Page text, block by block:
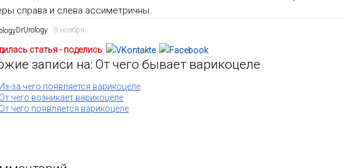
справа и слева ассиметричны.
DrUrology 9 ноября
статья - поделись
записи на: От чего бывает варикоцеле
Из-за чего появляется варикоцеле
От чего возникает варикоцеле
От чего появляется варикоцеле